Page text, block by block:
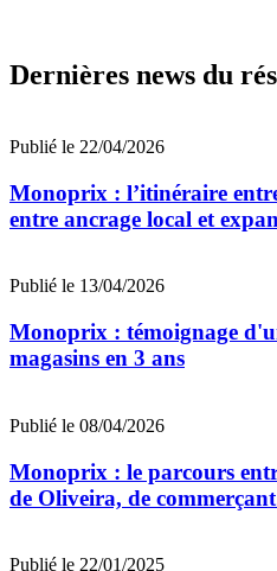
Dernières news du
Publié le 22/04/2026
Monoprix : l’itinéraire
entre ancrage local et
Publié le 13/04/2026
Monoprix : témoignage
magasins en 3 ans
Publié le 08/04/2026
Monoprix : le parcours
de Oliveira, de
Publié le 22/01/2025